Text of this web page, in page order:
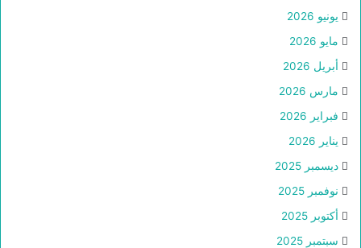
يونيو 2026
مايو 2026
أبريل 2026
مارس 2026
فبراير 2026
يناير 2026
ديسمبر 2025
نوفمبر 2025
أكتوبر 2025
سبتمبر 2025